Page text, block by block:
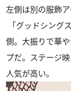
左側は別の服飾ア
「グッドシング
側。大振りで華
プだ。ステージ
人気が高い。